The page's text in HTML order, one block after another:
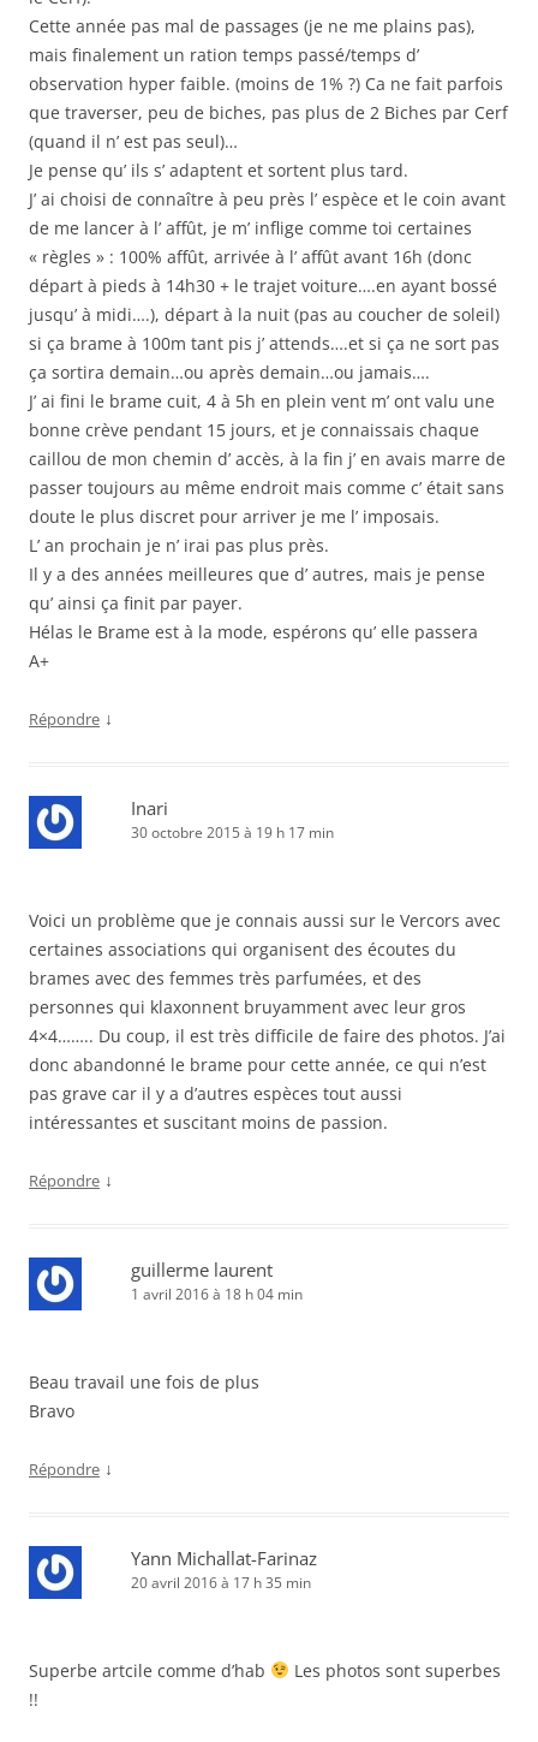
Cette année pas mal de passages (je ne me plains pas),
mais finalement un ration temps passé/temps d’
observation hyper faible. (moins de 1% ?) Ca ne fait parfois
que traverser, peu de biches, pas plus de 2 Biches par Cerf
(quand il n’ est pas seul)…
Je pense qu’ ils s’ adaptent et sortent plus tard.
J’ ai choisi de connaître à peu près l’ espèce et le coin avant
de me lancer à l’ affût, je m’ inflige comme toi certaines
« règles » : 100% affût, arrivée à l’ affût avant 16h (donc
départ à pieds à 14h30 + le trajet voiture….en ayant bossé
jusqu’ à midi….), départ à la nuit (pas au coucher de soleil)
si ça brame à 100m tant pis j’ attends….et si ça ne sort pas
ça sortira demain…ou après demain…ou jamais….
J’ ai fini le brame cuit, 4 à 5h en plein vent m’ ont valu une
bonne crève pendant 15 jours, et je connaissais chaque
caillou de mon chemin d’ accès, à la fin j’ en avais marre de
passer toujours au même endroit mais comme c’ était sans
doute le plus discret pour arriver je me l’ imposais.
L’ an prochain je n’ irai pas plus près.
Il y a des années meilleures que d’ autres, mais je pense
qu’ ainsi ça finit par payer.
Hélas le Brame est à la mode, espérons qu’ elle passera
A+
Répondre ↓
Inari
30 octobre 2015 à 19 h 17 min
Voici un problème que je connais aussi sur le Vercors avec
certaines associations qui organisent des écoutes du
brames avec des femmes très parfumées, et des
personnes qui klaxonnent bruyamment avec leur gros
4×4…….. Du coup, il est très difficile de faire des photos. J’ai
donc abandonné le brame pour cette année, ce qui n’est
pas grave car il y a d’autres espèces tout aussi
intéressantes et suscitant moins de passion.
Répondre ↓
guillerme laurent
1 avril 2016 à 18 h 04 min
Beau travail une fois de plus
Bravo
Répondre ↓
Yann Michallat-Farinaz
20 avril 2016 à 17 h 35 min
Superbe artcile comme d’hab
Les photos sont superbes
!!